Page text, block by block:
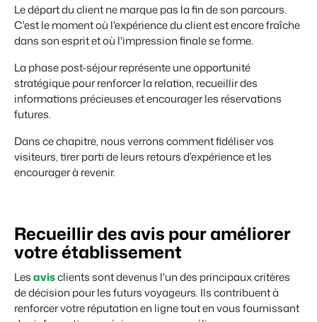
Marketing
Marketing en ligne
performance
Marketing Immobilier
Votre projet est vendu en un rien de temps
Booking Analytics
Solution reporting Premium
Présentation de Booking Experts
Découvrez les possibilités infinies de la plateforme Booking
Experts
À propos de nous
Service client
Obtenez des réponses á vos questions.
Emplois / Carrièrres
Trouvez votre nouveau job de rêve !
Contact
Contactez nous.
Le départ du client ne marque pas la fin de son parcours.
C'est le moment où l'expérience du client est encore fraîche
dans son esprit et où l'impression finale se forme.
La phase post-séjour représente une opportunité
stratégique pour renforcer la relation, recueillir des
informations précieuses et encourager les réservations
futures.
Dans ce chapitre, nous verrons comment fidéliser vos
visiteurs, tirer parti de leurs retours d’expérience et les
encourager à revenir.
Recueillir des avis pour améliorer
votre établissement
Lesavisclients sont devenus l'un des principaux critères
de décision pour les futurs voyageurs. Ils contribuent à
renforcer votre réputation en ligne tout en vous fournissant